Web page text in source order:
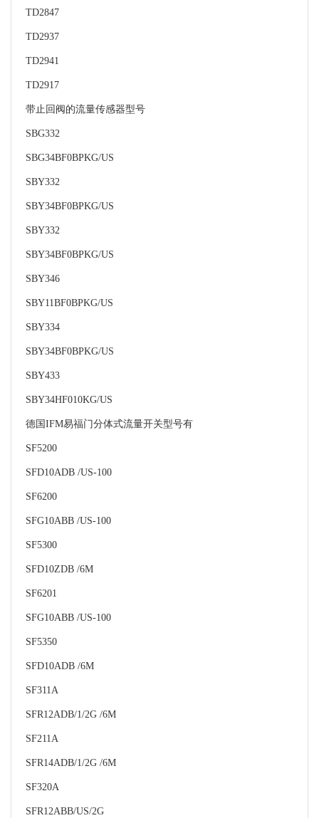
TD2847
TD2937
TD2941
TD2917
带止回阀的流量传感器型号
SBG332
SBG34BF0BPKG/US
SBY332
SBY34BF0BPKG/US
SBY332
SBY34BF0BPKG/US
SBY346
SBY11BF0BPKG/US
SBY334
SBY34BF0BPKG/US
SBY433
SBY34HF010KG/US
德国IFM易福门分体式流量开关型号有
SF5200
SFD10ADB /US-100
SF6200
SFG10ABB /US-100
SF5300
SFD10ZDB /6M
SF6201
SFG10ABB /US-100
SF5350
SFD10ADB /6M
SF311A
SFR12ADB/1/2G /6M
SF211A
SFR14ADB/1/2G /6M
SF320A
SFR12ABB/US/2G